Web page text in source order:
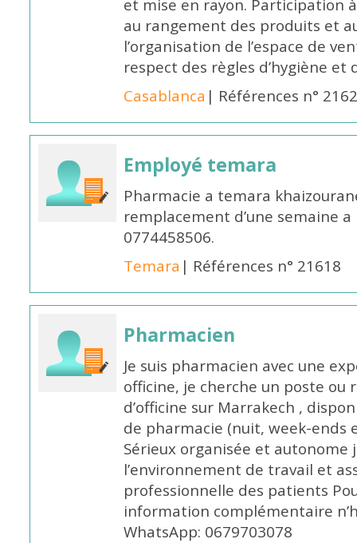
et mise en rayon. Participation
au rangement des produits et
l’organisation de l’espace de
respect des règles d’hygiène et
Casablanca | Références n°
Employé temara
Pharmacie a temara
remplacement d’une semaine
0774458506.
Temara | Références n° 21618
Pharmacien
Je suis pharmacien avec une
officine, je cherche un poste
d’officine sur Marrakech ,
de pharmacie (nuit, week-ends
Sérieux organisée et autonome
l’environnement de travail et
professionnelle des patients
information complémentaire
WhatsApp: 0679703078